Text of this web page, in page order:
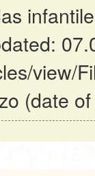
view/
(date